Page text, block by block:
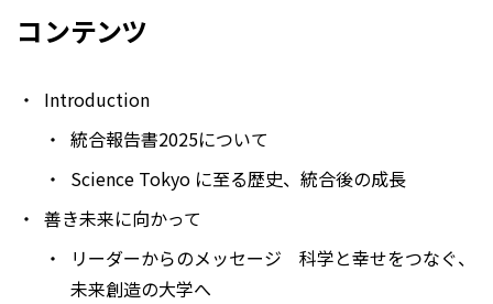
コンテンツ
Introduction
統合報告書2025について
Science Tokyo に至る歴史、統合後の成長
善き未来に向かって
リーダーからのメッセージ 科学と幸せをつなぐ、
未来創造の大学へ